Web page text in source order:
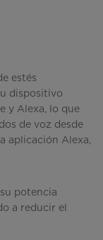
estés
dispositivo
y Alexa, lo que
de voz desde
aplicación Alexa,
potencia
a reducir el